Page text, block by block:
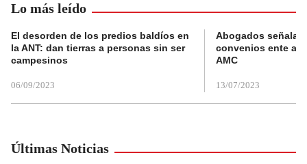
Lo más leído
El desorden de los predios baldíos en
la ANT: dan tierras a personas sin ser
campesinos
06/09/2023
Abogados
convenios ente
AMC
13/07/2023
Últimas Noticias